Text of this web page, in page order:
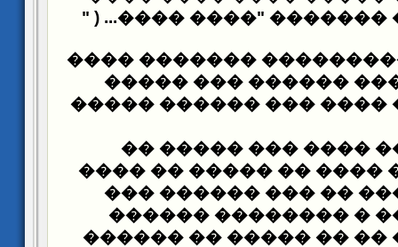
��� �� ������
" ) ...
�������� �����������
�� ����
��� �����
���� ����� �� ����
�����
��� ����� ��
���� � ���� �� ���� ��
���� ������ ���
���
����� �� ����� �
��� ������� � �� ��